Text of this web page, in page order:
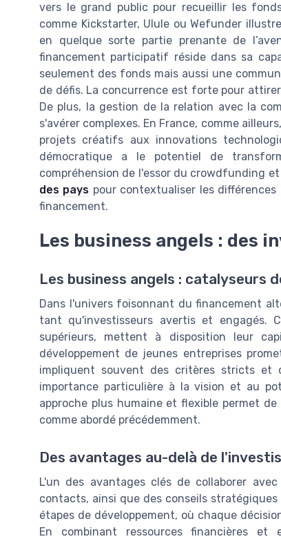
vers le grand public pour recueillir les
comme Kickstarter, Ulule ou Wefunder
en quelque sorte partie prenante de
financement participatif réside dans sa
seulement des fonds mais aussi une
de défis. La concurrence est forte pour
De plus, la gestion de la relation avec la
s'avérer complexes. En France, comme
projets créatifs aux innovations
démocratique a le potentiel de
compréhension de l'essor du crowdfunding
des pays pour contextualiser les
financement.
Les business angels : des
Les business angels : catalyseurs
Dans l'univers foisonnant du financement
tant qu'investisseurs avertis et engagés.
supérieurs, mettent à disposition leur
développement de jeunes entreprises
impliquent souvent des critères stricts et
importance particulière à la vision et au
approche plus humaine et flexible permet
comme abordé précédemment.
Des avantages au-delà de
L'un des avantages clés de collaborer
contacts, ainsi que des conseils
étapes de développement, où chaque
En combinant ressources financières et